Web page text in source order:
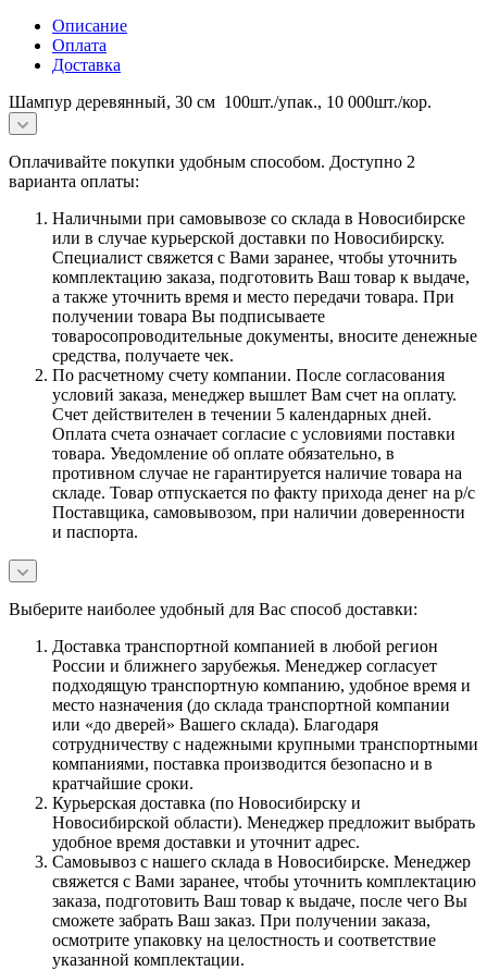
Описание
Оплата
Доставка
Шампур деревянный, 30 см 100шт./упак., 10 000шт./кор.
Оплачивайте покупки удобным способом. Доступно 2
варианта оплаты:
Наличными при самовывозе со склада в Новосибирске
или в случае курьерской доставки по Новосибирску.
Специалист свяжется с Вами заранее, чтобы уточнить
комплектацию заказа, подготовить Ваш товар к выдаче,
а также уточнить время и место передачи товара. При
получении товара Вы подписываете
товаросопроводительные документы, вносите денежные
средства, получаете чек.
По расчетному счету компании. После согласования
условий заказа, менеджер вышлет Вам счет на оплату.
Счет действителен в течении 5 календарных дней.
Оплата счета означает согласие с условиями поставки
товара. Уведомление об оплате обязательно, в
противном случае не гарантируется наличие товара на
складе. Товар отпускается по факту прихода денег на р/с
Поставщика, самовывозом, при наличии доверенности
и паспорта.
Выберите наиболее удобный для Вас способ доставки:
Доставка транспортной компанией в любой регион
России и ближнего зарубежья. Менеджер согласует
подходящую транспортную компанию, удобное время и
место назначения (до склада транспортной компании
или «до дверей» Вашего склада). Благодаря
сотрудничеству с надежными крупными транспортными
компаниями, поставка производится безопасно и в
кратчайшие сроки.
Курьерская доставка (по Новосибирску и
Новосибирской области). Менеджер предложит выбрать
удобное время доставки и уточнит адрес.
Самовывоз с нашего склада в Новосибирске. Менеджер
свяжется с Вами заранее, чтобы уточнить комплектацию
заказа, подготовить Ваш товар к выдаче, после чего Вы
сможете забрать Ваш заказ. При получении заказа,
осмотрите упаковку на целостность и соответствие
указанной комплектации.